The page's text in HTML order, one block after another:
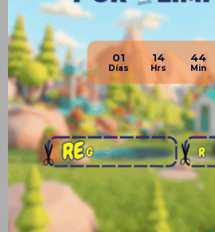
01 14 44
Productos que te